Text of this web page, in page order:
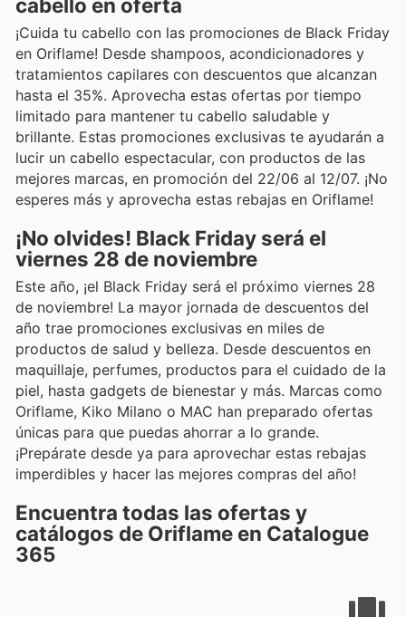
cabello en oferta
¡Cuida tu cabello con las promociones de Black Friday
en Oriflame! Desde shampoos, acondicionadores y
tratamientos capilares con descuentos que alcanzan
hasta el 35%. Aprovecha estas ofertas por tiempo
limitado para mantener tu cabello saludable y
brillante. Estas promociones exclusivas te ayudarán a
lucir un cabello espectacular, con productos de las
mejores marcas, en promoción del 22/06 al 12/07. ¡No
esperes más y aprovecha estas rebajas en Oriflame!
¡No olvides! Black Friday será el
viernes 28 de noviembre
Este año, ¡el Black Friday será el próximo viernes 28
de noviembre! La mayor jornada de descuentos del
año trae promociones exclusivas en miles de
productos de salud y belleza. Desde descuentos en
maquillaje, perfumes, productos para el cuidado de la
piel, hasta gadgets de bienestar y más. Marcas como
Oriflame, Kiko Milano o MAC han preparado ofertas
únicas para que puedas ahorrar a lo grande.
¡Prepárate desde ya para aprovechar estas rebajas
imperdibles y hacer las mejores compras del año!
Encuentra todas las ofertas y
catálogos de Oriflame en Catalogue
365